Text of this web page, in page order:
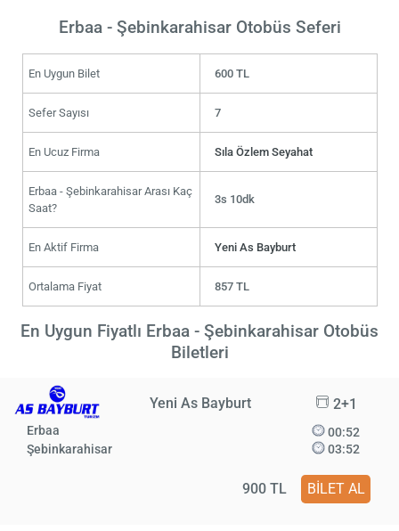
Erbaa - Şebinkarahisar Otobüs Seferi
En Uygun Bilet 600 TL
Sefer Sayısı 7
En Ucuz Firma Sıla Özlem Seyahat
Erbaa - Şebinkarahisar Arası Kaç
Saat?
3s 10dk
En Aktif Firma Yeni As Bayburt
Ortalama Fiyat 857 TL
En Uygun Fiyatlı Erbaa - Şebinkarahisar Otobüs
Biletleri
Yeni As Bayburt 2+1
Erbaa
Şebinkarahisar
00:52
03:52
900 TL BİLET AL